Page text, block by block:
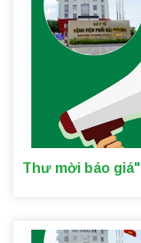
Thư mời báo giá"